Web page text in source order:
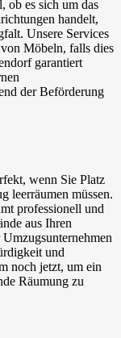
ob es sich um das
handelt,
Unsere Services
Möbeln, falls dies
garantiert
der Beförderung
wenn Sie Platz
leerräumen müssen.
professionell und
aus Ihren
und
noch jetzt, um ein
Räumung zu